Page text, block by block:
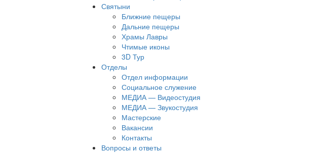
Святыни
Ближние пещеры
Дальние пещеры
Храмы Лавры
Чтимые иконы
3D Тур
Отделы
Отдел информации
Социальное служение
МЕДИА — Видеостудия
МЕДИА — Звукостудия
Мастерские
Вакансии
Контакты
Вопросы и ответы